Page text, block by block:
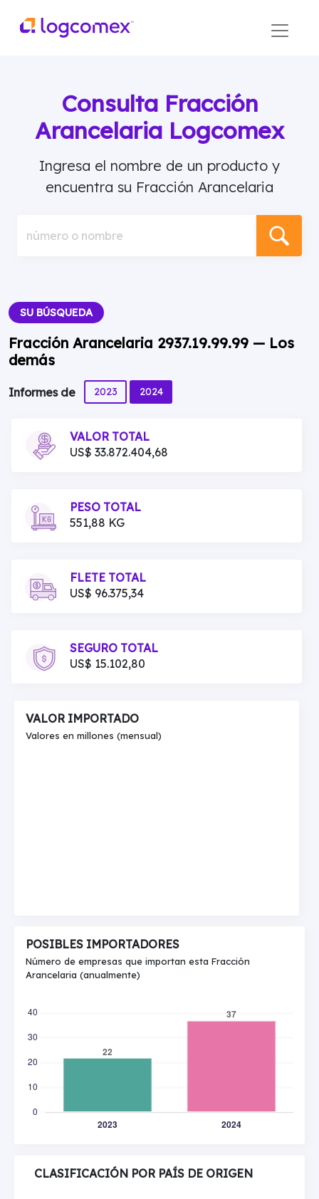
Consulta Fracción
Arancelaria Logcomex
Ingresa el nombre de un producto y
encuentra su Fracción Arancelaria
número o nombre
SU BÚSQUEDA
Fracción Arancelaria 2937.19.99.99 — Los
demás
Informes de 2023 2024
VALOR TOTAL
US$ 33.872.404,68
PESO TOTAL
551,88 KG
FLETE TOTAL
US$ 96.375,34
SEGURO TOTAL
US$ 15.102,80
VALOR IMPORTADO
Valores en millones (mensual)
POSIBLES IMPORTADORES
Número de empresas que importan esta Fracción
Arancelaria (anualmente)
CLASIFICACIÓN POR PAÍS DE ORIGEN